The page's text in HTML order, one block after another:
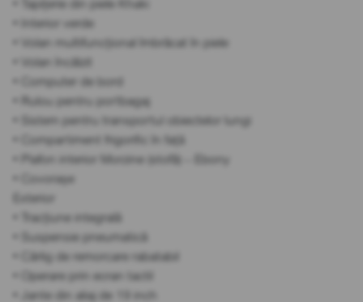
• Tapițerie din piele Khaki
• Interior verde
• Volan multifuncțional îmbrăcat în piele
• Volan încălzit
• Computer de bord
• Rulou pentru portbagaj
• Sistem pentru transportul obiectelor lungi
• Compartiment frigorific în față
• Plafon interior Morzine (stofă) – Ebony
• Covorașe
Exterior
• Tracțiune integrală
• Suspensie pneumatică
• Cârlig de remorcare rabatabil
• Operare prin ecran tactil
• Jante din aliaj de 19 inch